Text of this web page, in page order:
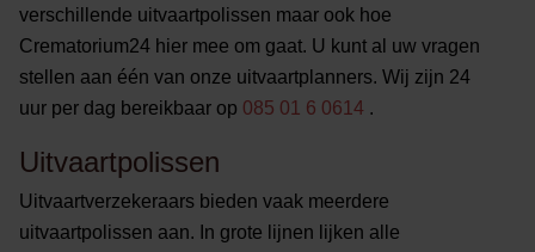
verschillende uitvaartpolissen maar ook hoe
Crematorium24 hier mee om gaat. U kunt al uw vragen
stellen aan één van onze uitvaartplanners. Wij zijn 24
uur per dag bereikbaar op 085 01 6 0614 .
Uitvaartpolissen
Uitvaartverzekeraars bieden vaak meerdere
uitvaartpolissen aan. In grote lijnen lijken alle